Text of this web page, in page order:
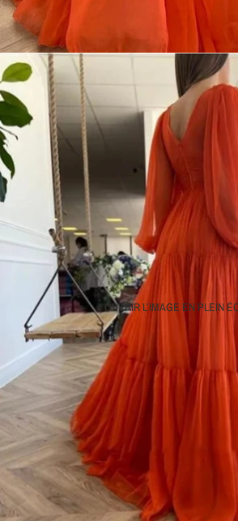
OUVRIR L’IMAGE EN PLEIN